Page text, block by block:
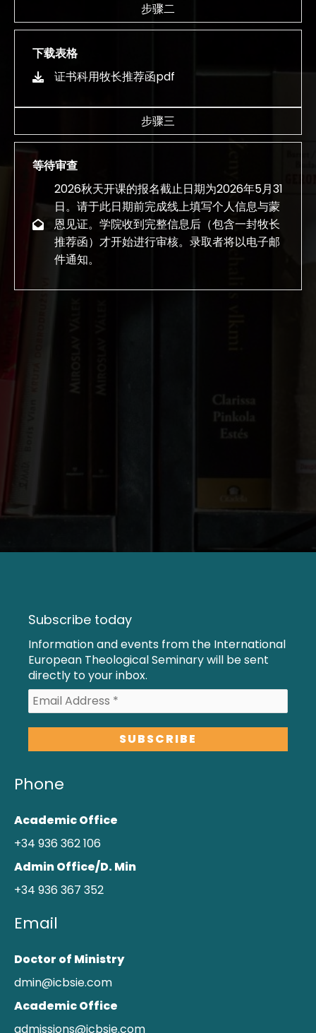
步骤二
下载表格
证书科用牧长推荐函pdf
步骤三
等待审查
2026秋天开课的报名截止日期为2026年5月31
日。请于此日期前完成线上填写个人信息与蒙
恩见证。学院收到完整信息后（包含一封牧长
推荐函）才开始进行审核。录取者将以电子邮
件通知。
Subscribe today
Information and events from the International
European Theological Seminary will be sent
directly to your inbox.
Phone
Academic Office
+34 936 362 106
Admin Office/D. Min
+34 936 367 352
Email
Doctor of Ministry
dmin@icbsie.com
Academic Office
admissions@icbsie.com